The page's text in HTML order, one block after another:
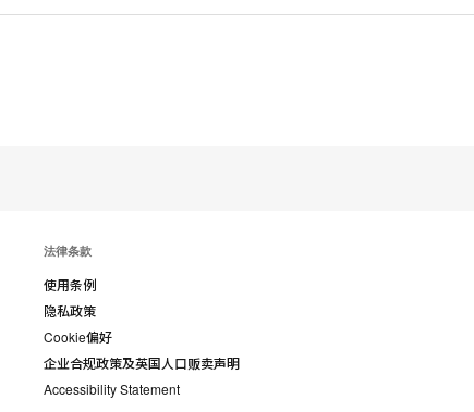
法律条款
使用条例
隐私政策
Cookie偏好
企业合规政策及英国人口贩卖声明
Accessibility Statement